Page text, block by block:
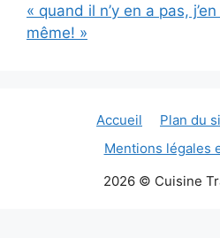
« quand il n’y en a pas,
même! »
Accueil Plan du
Mentions légales
2026 © Cuisine